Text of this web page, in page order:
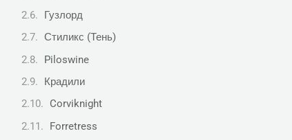
Гузлорд
Стиликс (Тень)
Piloswine
Крадили
Corviknight
Forretress